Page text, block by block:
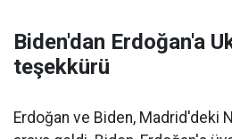
Biden'dan Erdoğan'a
teşekkürü
Erdoğan ve Biden, Madrid'deki